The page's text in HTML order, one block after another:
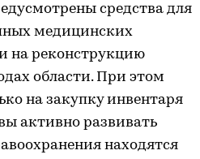
средства для
медицинских
на реконструкцию
области. При этом
на закупку инвентаря
активно развивать
находятся